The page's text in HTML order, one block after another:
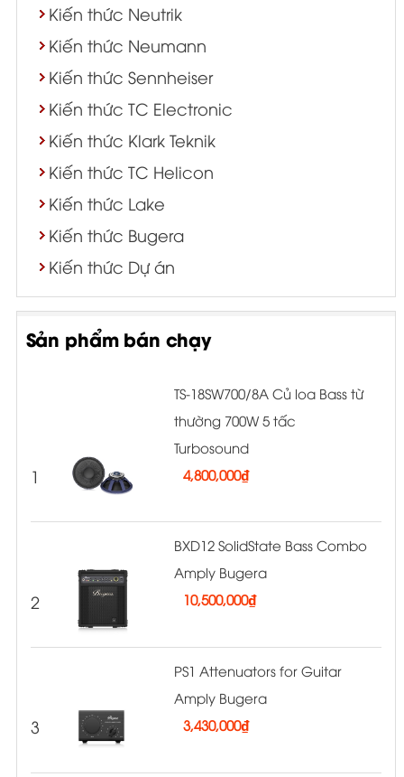
Kiến thức Neutrik
Kiến thức Neumann
Kiến thức Sennheiser
Kiến thức TC Electronic
Kiến thức Klark Teknik
Kiến thức TC Helicon
Kiến thức Lake
Kiến thức Bugera
Kiến thức Dự án
Sản phẩm bán chạy
1
TS-18SW700/8A Củ loa Bass từ
thường 700W 5 tấc
Turbosound
4,800,000₫
2
BXD12 SolidState Bass Combo
Amply Bugera
10,500,000₫
3
PS1 Attenuators for Guitar
Amply Bugera
3,430,000₫